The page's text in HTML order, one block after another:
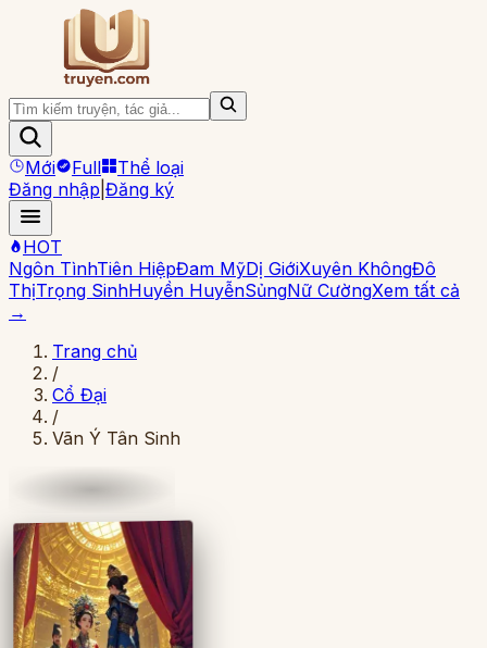
Mới Full
Thể loại
Đăng nhập Đăng ký
HOT
Ngôn TìnhTiên HiệpĐam MỹDị GiớiXuyên KhôngĐô
ThịTrọng SinhHuyền HuyễnSủngNữ CườngXem tất cả
→
Trang chủ
/
Cổ Đại
/
Vãn Ý Tân Sinh